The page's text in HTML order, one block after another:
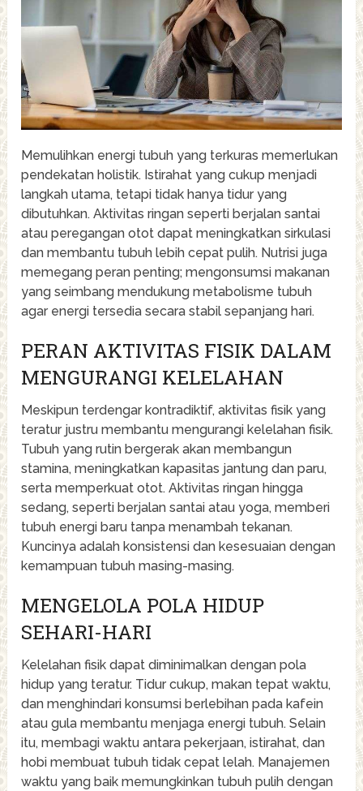
Memulihkan energi tubuh yang terkuras memerlukan
pendekatan holistik. Istirahat yang cukup menjadi
langkah utama, tetapi tidak hanya tidur yang
dibutuhkan. Aktivitas ringan seperti berjalan santai
atau peregangan otot dapat meningkatkan sirkulasi
dan membantu tubuh lebih cepat pulih. Nutrisi juga
memegang peran penting; mengonsumsi makanan
yang seimbang mendukung metabolisme tubuh
agar energi tersedia secara stabil sepanjang hari.
PERAN AKTIVITAS FISIK DALAM
MENGURANGI KELELAHAN
Meskipun terdengar kontradiktif, aktivitas fisik yang
teratur justru membantu mengurangi kelelahan fisik.
Tubuh yang rutin bergerak akan membangun
stamina, meningkatkan kapasitas jantung dan paru,
serta memperkuat otot. Aktivitas ringan hingga
sedang, seperti berjalan santai atau yoga, memberi
tubuh energi baru tanpa menambah tekanan.
Kuncinya adalah konsistensi dan kesesuaian dengan
kemampuan tubuh masing-masing.
MENGELOLA POLA HIDUP
SEHARI-HARI
Kelelahan fisik dapat diminimalkan dengan pola
hidup yang teratur. Tidur cukup, makan tepat waktu,
dan menghindari konsumsi berlebihan pada kafein
atau gula membantu menjaga energi tubuh. Selain
itu, membagi waktu antara pekerjaan, istirahat, dan
hobi membuat tubuh tidak cepat lelah. Manajemen
waktu yang baik memungkinkan tubuh pulih dengan